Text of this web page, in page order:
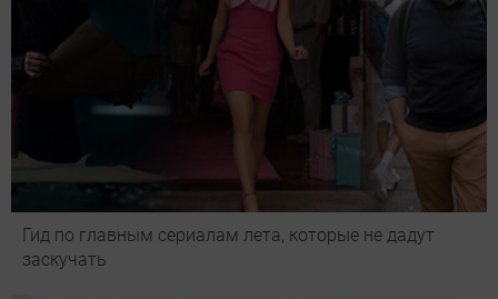
Гид по главным сериалам лета, которые не дадут
заскучать